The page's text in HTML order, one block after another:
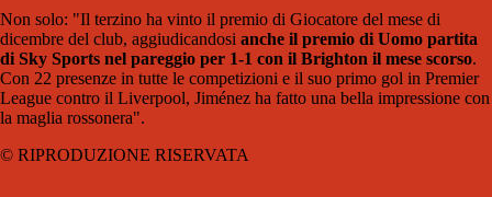
Non solo: "Il terzino ha vinto il premio di Giocatore del mese di
dicembre del club, aggiudicandosi anche il premio di Uomo partita
di Sky Sports nel pareggio per 1-1 con il Brighton il mese scorso.
Con 22 presenze in tutte le competizioni e il suo primo gol in Premier
League contro il Liverpool, Jiménez ha fatto una bella impressione con
la maglia rossonera".
© RIPRODUZIONE RISERVATA